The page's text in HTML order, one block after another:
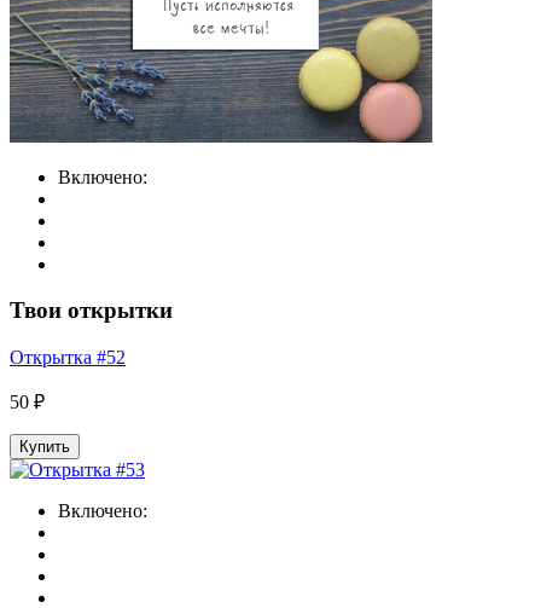
Включено:
Твои открытки
Открытка #52
50 ₽
Купить
Включено: